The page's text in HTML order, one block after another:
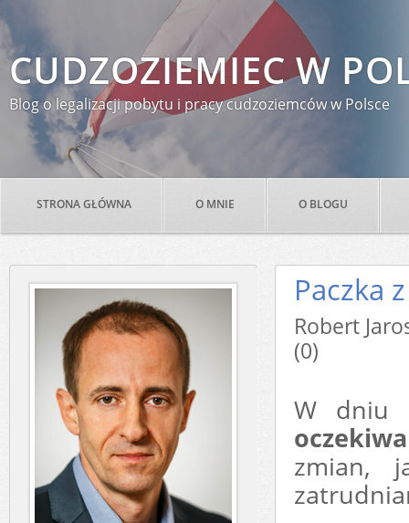
CUDZOZIEMIEC W
Blog o legalizacji pobytu i pracy cudzoziemców w Polsce
STRONA GŁÓWNA O MNIE O BLOGU
Paczka
Robert
(0)
W dniu
zmian,